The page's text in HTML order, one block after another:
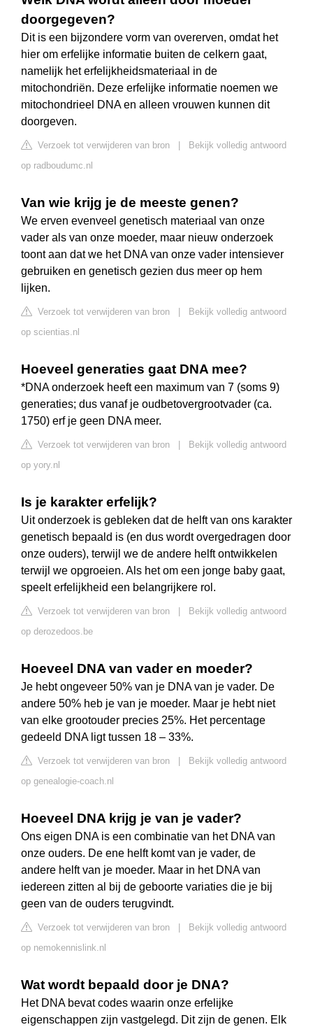
doorgegeven?
Dit is een bijzondere vorm van overerven, omdat het
hier om erfelijke informatie buiten de celkern gaat,
namelijk het erfelijkheidsmateriaal in de
mitochondriën. Deze erfelijke informatie noemen we
mitochondrieel DNA en alleen vrouwen kunnen dit
doorgeven.
Verzoek tot verwijderen van bron
Bekijk volledig antwoord
op radboudumc.nl
Van wie krijg je de meeste genen?
We erven evenveel genetisch materiaal van onze
vader als van onze moeder, maar nieuw onderzoek
toont aan dat we het DNA van onze vader intensiever
gebruiken en genetisch gezien dus meer op hem
lijken.
Verzoek tot verwijderen van bron
Bekijk volledig antwoord
op scientias.nl
Hoeveel generaties gaat DNA mee?
*DNA onderzoek heeft een maximum van 7 (soms 9)
generaties; dus vanaf je oudbetovergrootvader (ca.
1750) erf je geen DNA meer.
Verzoek tot verwijderen van bron
Bekijk volledig antwoord
op yory.nl
Is je karakter erfelijk?
Uit onderzoek is gebleken dat de helft van ons karakter
genetisch bepaald is (en dus wordt overgedragen door
onze ouders), terwijl we de andere helft ontwikkelen
terwijl we opgroeien. Als het om een jonge baby gaat,
speelt erfelijkheid een belangrijkere rol.
Verzoek tot verwijderen van bron
Bekijk volledig antwoord
op derozedoos.be
Hoeveel DNA van vader en moeder?
Je hebt ongeveer 50% van je DNA van je vader. De
andere 50% heb je van je moeder. Maar je hebt niet
van elke grootouder precies 25%. Het percentage
gedeeld DNA ligt tussen 18 – 33%.
Verzoek tot verwijderen van bron
Bekijk volledig antwoord
op genealogie-coach.nl
Hoeveel DNA krijg je van je vader?
Ons eigen DNA is een combinatie van het DNA van
onze ouders. De ene helft komt van je vader, de
andere helft van je moeder. Maar in het DNA van
iedereen zitten al bij de geboorte variaties die je bij
geen van de ouders terugvindt.
Verzoek tot verwijderen van bron
Bekijk volledig antwoord
op nemokennislink.nl
Wat wordt bepaald door je DNA?
Het DNA bevat codes waarin onze erfelijke
eigenschappen zijn vastgelegd. Dit zijn de genen. Elk